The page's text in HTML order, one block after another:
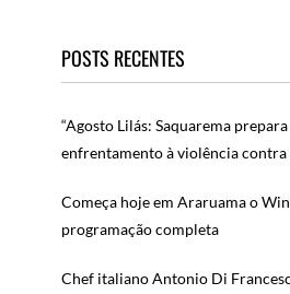
POSTS RECENTES
“Agosto Lilás: Saquarema
enfrentamento à violência contra
Começa hoje em Araruama o
programação completa
Chef italiano Antonio Di